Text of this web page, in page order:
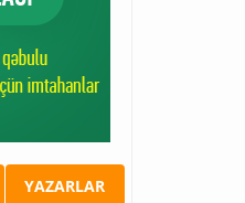
YAZARLAR